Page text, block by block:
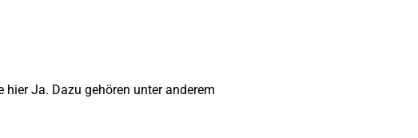
Ja. Dazu gehören unter anderem